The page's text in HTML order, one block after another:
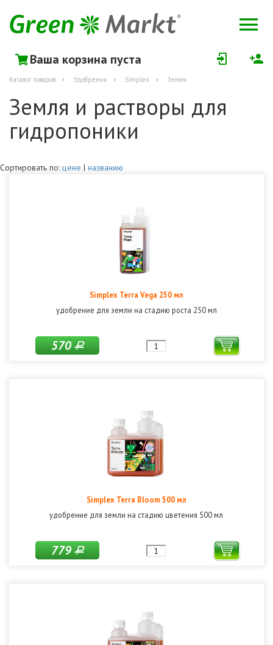
Ваша корзина пуста
Каталог товаров Удобрения Simplex Земля
Земля и растворы для
гидропоники
Сортировать по: цене | названию
Simplex Terra Vega 250 мл
удобрение для земли на стадию роста 250 мл
570Р
Simplex Terra Bloom 500 мл
удобрение для земли на стадию цветения 500 мл
779Р